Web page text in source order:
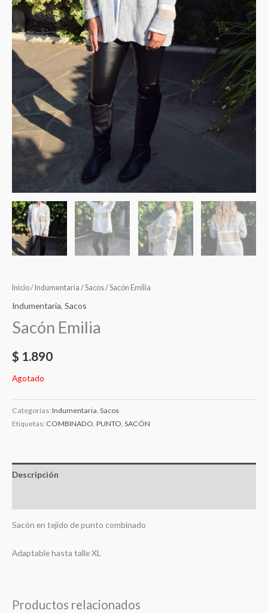
Inicio/ Indumentaria /Sacos/ Sacón Emilia
Indumentaria, Sacos
Sacón Emilia
$ 1.890
Agotado
Categorías: Indumentaria Sacos
Etiquetas: COMBINADO PUNTO SACÓN
Descripción
Sacón en tejido de punto combinado
Adaptable hasta talle XL
Productos relacionados